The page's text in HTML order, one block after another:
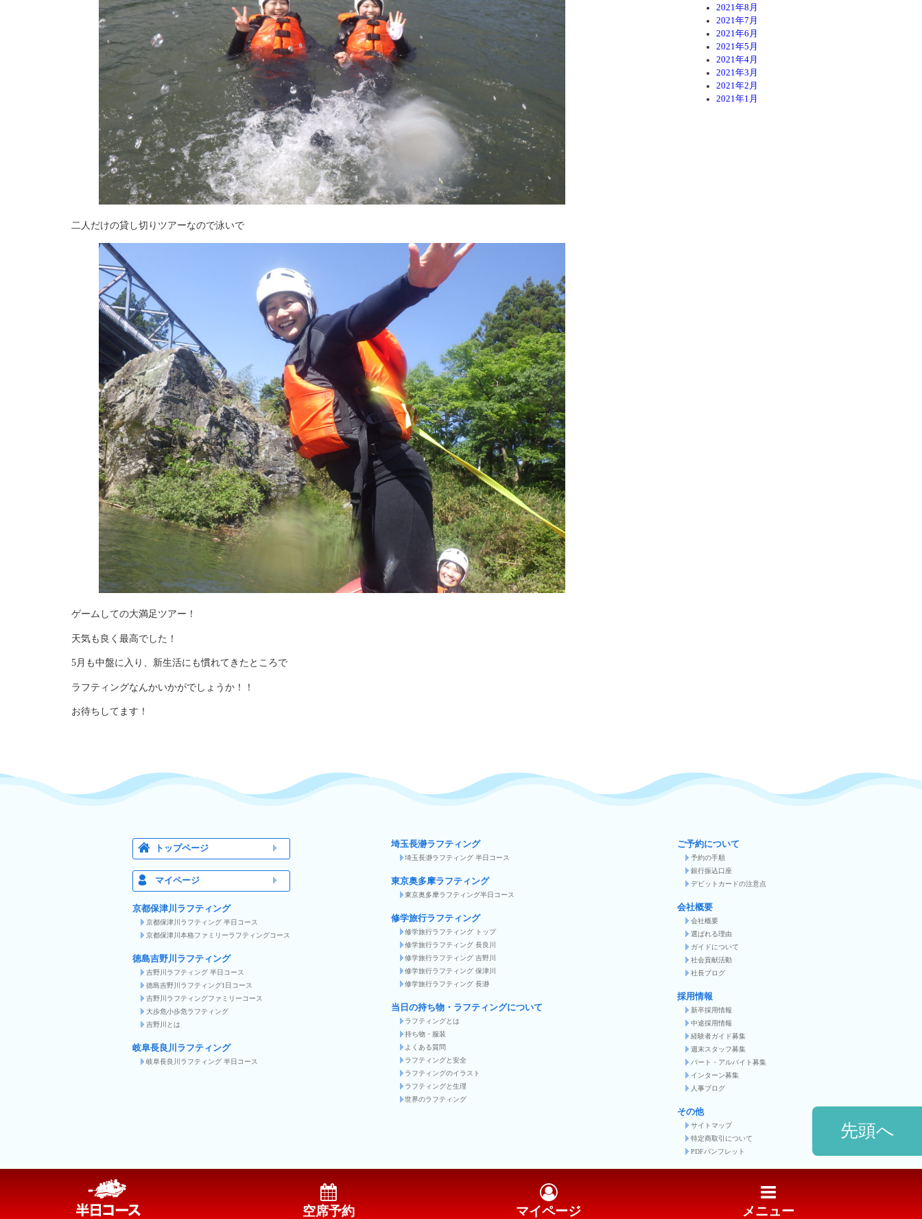
二人だけの貸し切りツアーなので泳いで
ゲームしての大満足ツアー！
天気も良く最高でした！
5月も中盤に入り、新生活にも慣れてきたところで
ラフティングなんかいかがでしょうか！！
お待ちしてます！
2021年8月
2021年7月
2021年6月
2021年5月
2021年4月
2021年3月
2021年2月
2021年1月
先頭へ
トップページ
マイページ
京都保津川ラフティング
京都保津川ラフティング 半日コース
京都保津川本格ファミリーラフティングコース
徳島吉野川ラフティング
吉野川ラフティング 半日コース
徳島吉野川ラフティング1日コース
吉野川ラフティングファミリーコース
大歩危小歩危ラフティング
吉野川とは
岐阜長良川ラフティング
岐阜長良川ラフティング 半日コース
埼玉長瀞ラフティング
埼玉長瀞ラフティング 半日コース
東京奥多摩ラフティング
東京奥多摩ラフティング半日コース
修学旅行ラフティング
修学旅行ラフティング トップ
修学旅行ラフティング 長良川
修学旅行ラフティング 吉野川
修学旅行ラフティング 保津川
修学旅行ラフティング 長瀞
当日の持ち物・ラフティングについて
ラフティングとは
持ち物・服装
よくある質問
ラフティングと安全
ラフティングのイラスト
ラフティングと生理
世界のラフティング
ご予約について
予約の手順
銀行振込口座
デビットカードの注意点
会社概要
会社概要
選ばれる理由
ガイドについて
社会貢献活動
社長ブログ
採用情報
新卒採用情報
中途採用情報
経験者ガイド募集
週末スタッフ募集
パート・アルバイト募集
インターン募集
人事ブログ
その他
サイトマップ
特定商取引について
PDFパンフレット
空席予約 マイページ メニュー